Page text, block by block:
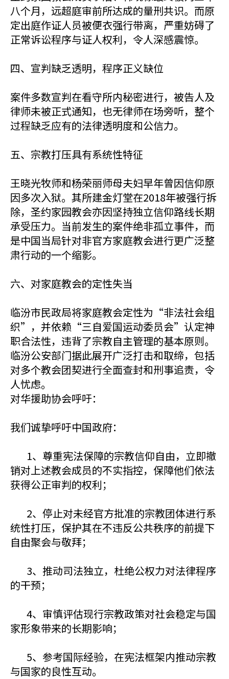
八个月，远超庭审前所达成的量刑共识。而原
定出庭作证人员被便衣强行带离，严重妨碍了
正常诉讼程序与证人权利，令人深感震惊。
四、宣判缺乏透明，程序正义缺位
案件多数宣判在看守所内秘密进行，被告人及
律师未被正式通知，也无律师在场旁听，整个
过程缺乏应有的法律透明度和公信力。
五、宗教打压具有系统性特征
王晓光牧师和杨荣丽师母夫妇早年曾因信仰原
因多次入狱。其所建金灯堂在2018年被强行拆
除，圣约家园教会亦因坚持独立信仰路线长期
承受压力。当前发生的案件绝非孤立事件，而
是中国当局针对非官方家庭教会进行更广泛整
肃行动的一个缩影。
六、对家庭教会的定性失当
临汾市民政局将家庭教会定性为“非法社会组
织”，并依赖“三自爱国运动委员会”认定神
职合法性，违背了宗教自主管理的基本原则。
临汾公安部门据此展开广泛打击和取缔，包括
对多个教会团契进行全面查封和刑事追责，令
人忧虑。
对华援助协会呼吁：
我们诚挚呼吁中国政府：
1、尊重宪法保障的宗教信仰自由，立即撤
销对上述教会成员的不实指控，保障他们依法
获得公正审判的权利；
2、停止对未经官方批准的宗教团体进行系
统性打压，保护其在不违反公共秩序的前提下
自由聚会与敬拜；
3、推动司法独立，杜绝公权力对法律程序
的干预；
4、 审慎评估现行宗教政策对社会稳定与国
家形象带来的长期影响；
5、参考国际经验，在宪法框架内推动宗教
与国家的良性互动。